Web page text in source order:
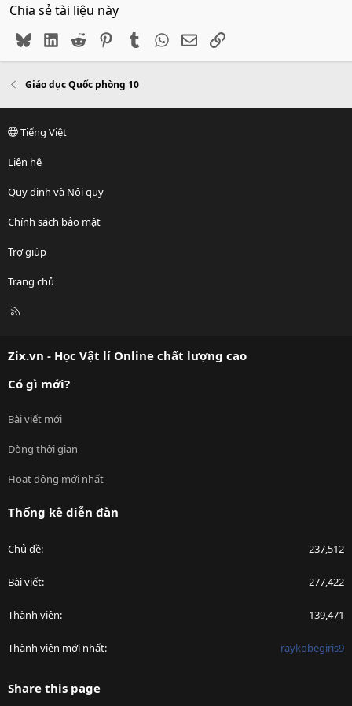
Chia sẻ tài liệu này
BlueskyLinkedIn
Reddit PinterestTumblr WhatsApp
EmailLink
Giáo dục Quốc phòng 10
Tiếng Việt
Liên hệ
Quy định và Nội quy
Chính sách bảo mật
Trợ giúp
Trang chủ
R
Zix.vn - Học Vật lí Online chất lượng cao
Có gì mới?
Bài viết mới
Dòng thời gian
Hoạt động mới nhất
Thống kê diễn đàn
Chủ đề 237,512
Bài viết 277,422
Thành viên 139,471
Thành viên mới nhất raykobegiris9
Share this page